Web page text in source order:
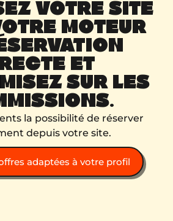
VOTRE SITE
MOTEUR
ET
SUR LES
la possibilité de réserver
depuis votre site.
adaptées à votre profil